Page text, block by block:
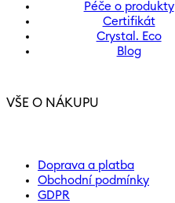
Péče o produkty
Certifikát
Crystal. Eco
Blog
VŠE O NÁKUPU
Doprava a platba
Obchodní podmínky
GDPR